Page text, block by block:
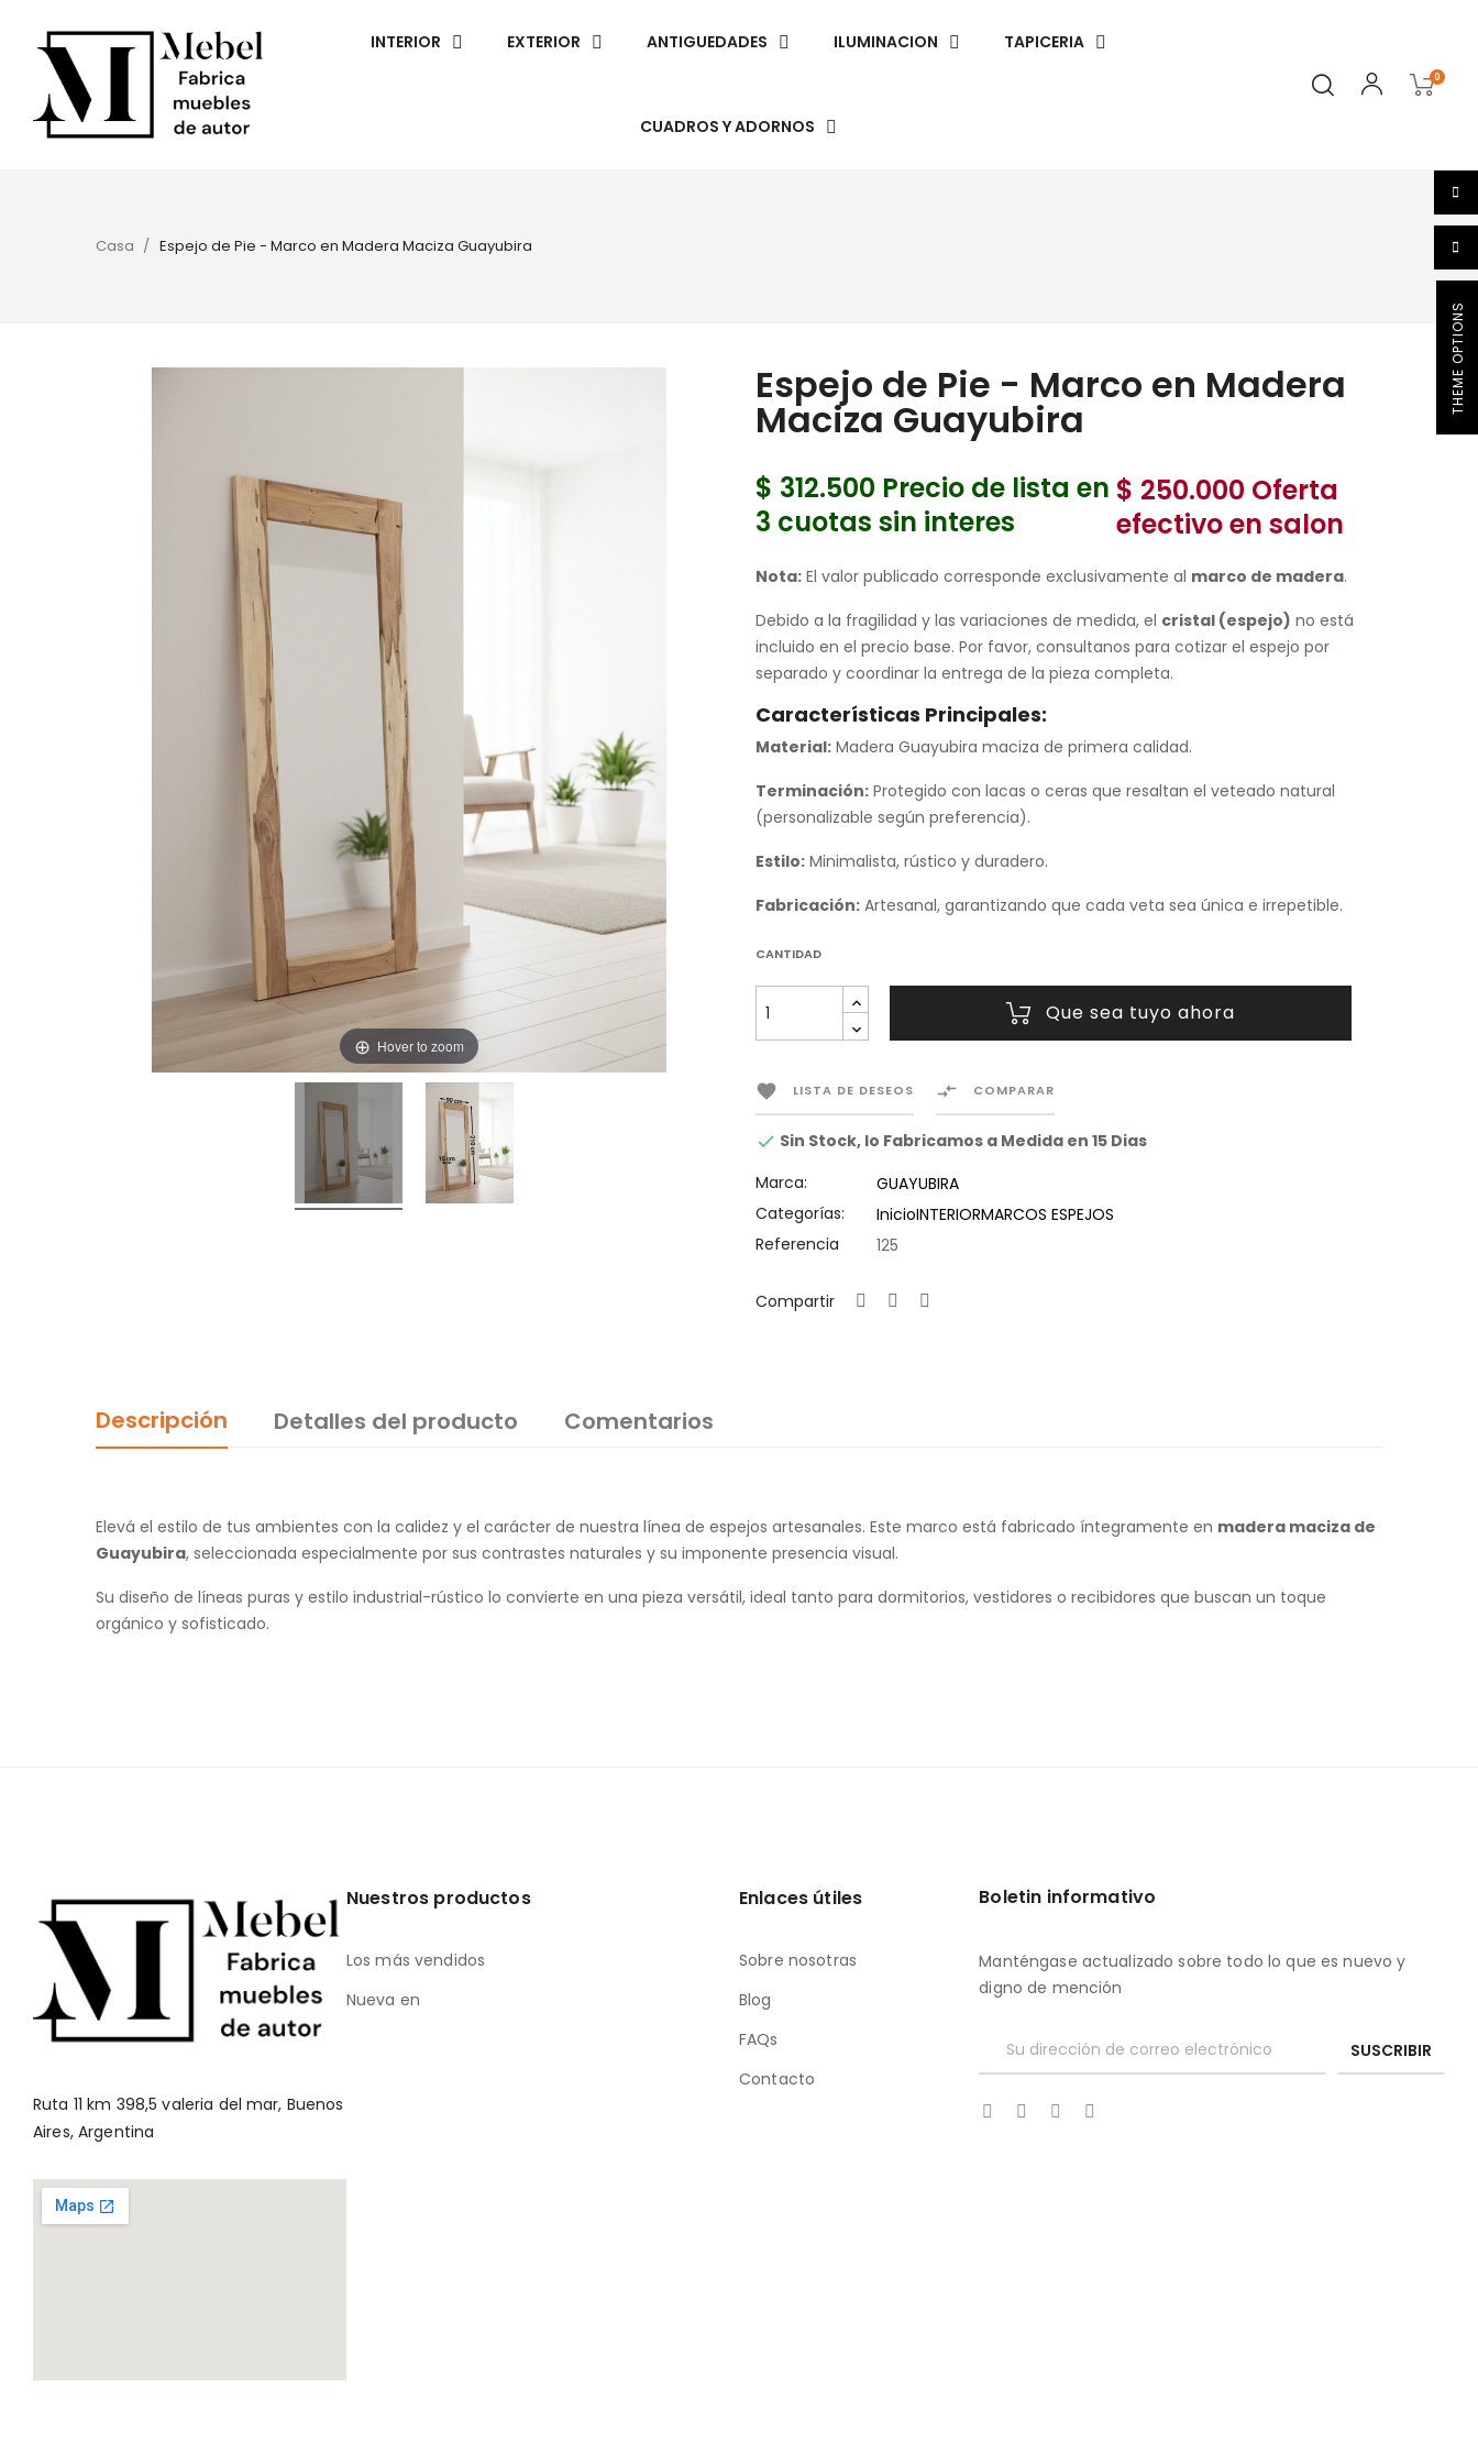
INTERIOR EXTERIOR ANTIGUEDADES ILUMINACION TAPICERIA
CUADROS Y ADORNOS
0
Casa Espejo de Pie - Marco en Madera Maciza Guayubira
Hover to zoom
Espejo de Pie - Marco en Madera
Maciza Guayubira
$ 312.500 Precio de lista en
3 cuotas sin interes
$ 250.000 Oferta
efectivo en salon
Nota: El valor publicado corresponde exclusivamente al marco de madera.
Debido a la fragilidad y las variaciones de medida, el cristal (espejo) no está
incluido en el precio base. Por favor, consultanos para cotizar el espejo por
separado y coordinar la entrega de la pieza completa.
Características Principales:
Material: Madera Guayubira maciza de primera calidad.
Terminación: Protegido con lacas o ceras que resaltan el veteado natural
(personalizable según preferencia).
Estilo: Minimalista, rústico y duradero.
Fabricación: Artesanal, garantizando que cada veta sea única e irrepetible.
CANTIDAD
Que sea tuyo ahora
 LISTA DE DESEOS  COMPARAR
 Sin Stock, lo Fabricamos a Medida en 15 Dias
Marca:
GUAYUBIRA
Categorías:
InicioINTERIORMARCOS ESPEJOS
Referencia
125
Compartir
Descripción Detalles del producto Comentarios
Elevá el estilo de tus ambientes con la calidez y el carácter de nuestra línea de espejos artesanales. Este marco está fabricado íntegramente en madera maciza de
Guayubira, seleccionada especialmente por sus contrastes naturales y su imponente presencia visual.
Su diseño de líneas puras y estilo industrial-rústico lo convierte en una pieza versátil, ideal tanto para dormitorios, vestidores o recibidores que buscan un toque
orgánico y sofisticado.
Ruta 11 km 398,5 valeria del mar, Buenos
Aires, Argentina
Nuestros productos
Los más vendidos
Nueva en
Enlaces útiles
Sobre nosotras
Blog
FAQs
Contacto
Boletin informativo
Manténgase actualizado sobre todo lo que es nuevo y
digno de mención
SUSCRIBIR
THEME OPTIONS